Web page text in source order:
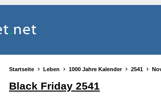
Startseite Leben 1000 Jahre Kalender 2541
Black Friday 2541